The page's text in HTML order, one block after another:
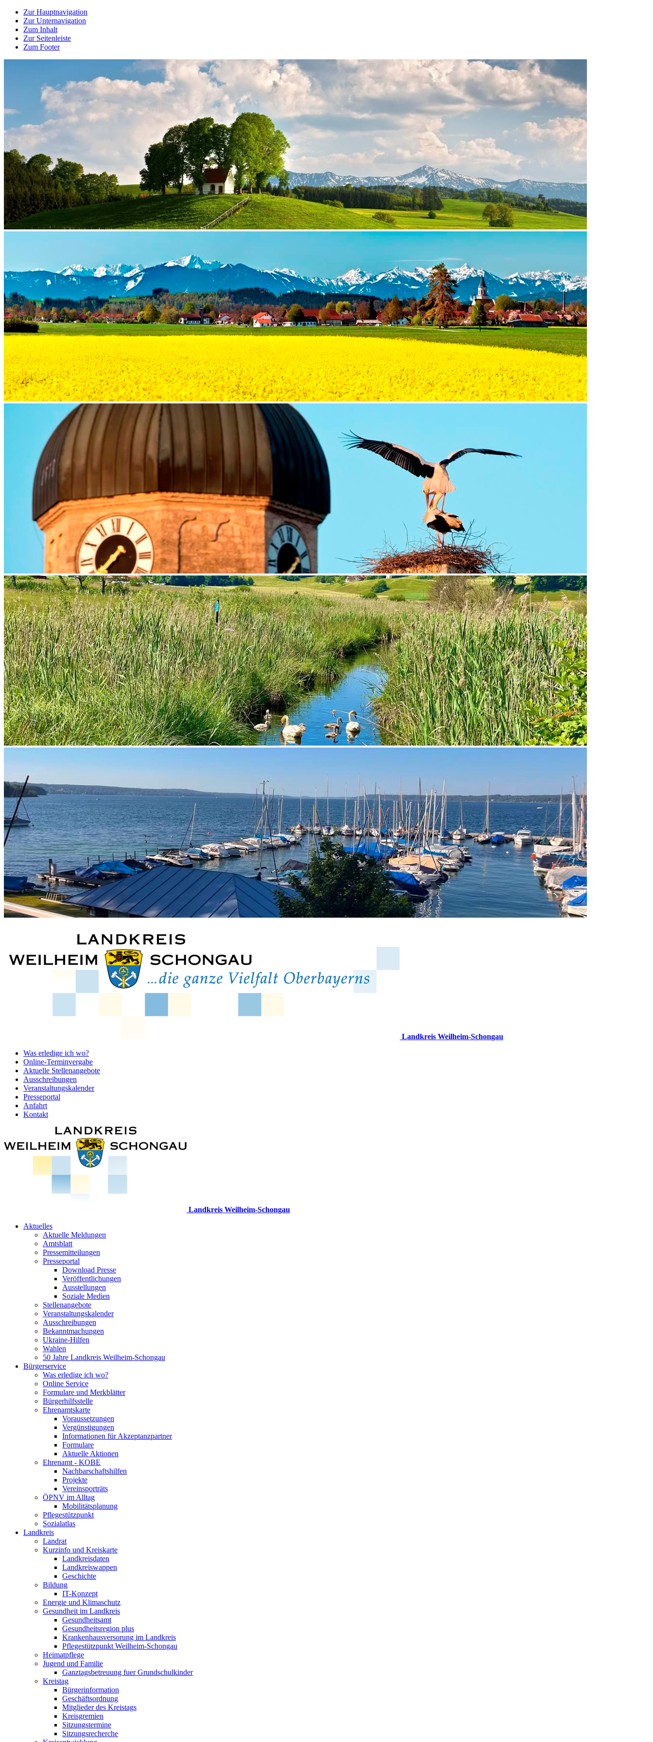
Zur Hauptnavigation
Zur Unternavigation
Zum Inhalt
Zur Seitenleiste
Zum Footer
Landkreis Weilheim-Schongau
Was erledige ich wo?
Online-Terminvergabe
Aktuelle Stellenangebote
Ausschreibungen
Veranstaltungskalender
Presseportal
Anfahrt
Kontakt
Landkreis Weilheim-Schongau
Aktuelles
Aktuelle Meldungen
Amtsblatt
Pressemitteilungen
Presseportal
Download Presse
Veröffentlichungen
Ausstellungen
Soziale Medien
Stellenangebote
Veranstaltungskalender
Ausschreibungen
Bekanntmachungen
Ukraine-Hilfen
Wahlen
50 Jahre Landkreis Weilheim-Schongau
Bürgerservice
Was erledige ich wo?
Online Service
Formulare und Merkblätter
Bürgerhilfsstelle
Ehrenamtskarte
Voraussetzungen
Vergünstigungen
Informationen für Akzeptanzpartner
Formulare
Aktuelle Aktionen
Ehrenamt - KOBE
Nachbarschaftshilfen
Projekte
Vereinsporträts
ÖPNV im Alltag
Mobilitätsplanung
Pflegestützpunkt
Sozialatlas
Landkreis
Landrat
Kurzinfo und Kreiskarte
Landkreisdaten
Landkreiswappen
Geschichte
Bildung
IT-Konzept
Energie und Klimaschutz
Gesundheit im Landkreis
Gesundheitsamt
Gesundheitsregion plus
Krankenhausversorung im Landkreis
Pflegestützpunkt Weilheim-Schongau
Heimatpflege
Jugend und Familie
Ganztagsbetreuung fuer Grundschulkinder
Kreistag
Bürgerinformation
Geschäftsordnung
Mitglieder des Kreistags
Kreisgremien
Sitzungstermine
Sitzungsrecherche